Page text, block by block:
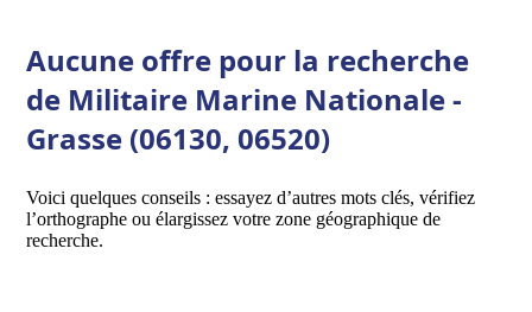
Aucune offre pour la recherche
de Militaire Marine Nationale -
Grasse (06130, 06520)
Voici quelques conseils : essayez d’autres mots clés, vérifiez
l’orthographe ou élargissez votre zone géographique de
recherche.